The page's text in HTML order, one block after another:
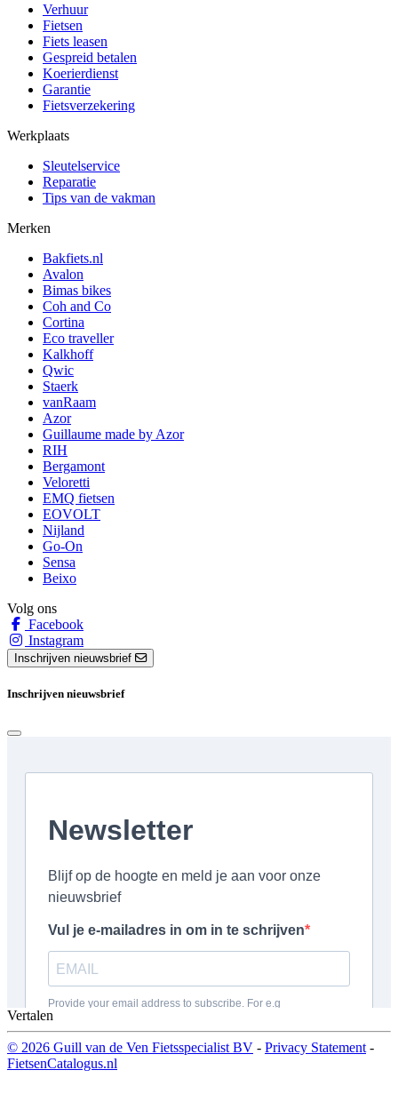
Verhuur
Fietsen
Fiets leasen
Gespreid betalen
Koerierdienst
Garantie
Fietsverzekering
Werkplaats
Sleutelservice
Reparatie
Tips van de vakman
Merken
Bakfiets.nl
Avalon
Bimas bikes
Coh and Co
Cortina
Eco traveller
Kalkhoff
Qwic
Staerk
vanRaam
Azor
Guillaume made by Azor
RIH
Bergamont
Veloretti
EMQ fietsen
EOVOLT
Nijland
Go-On
Sensa
Beixo
Volg ons
Facebook
Instagram
Inschrijven nieuwsbrief
Inschrijven nieuwsbrief
Vertalen
© 2026 Guill van de Ven Fietsspecialist BV - Privacy Statement -
FietsenCatalogus.nl